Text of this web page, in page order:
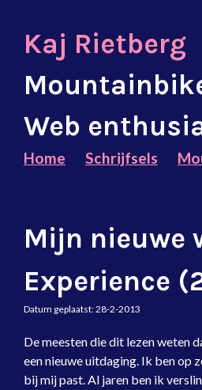
Kaj Rietberg
Web
Home Schrijfsels
Mijn nieuwe
Experience
Datum geplaatst:28-2-2013
De meesten die dit lezen weten
een nieuwe uitdaging. Ik ben op
bij mij past. Al jaren ben ik